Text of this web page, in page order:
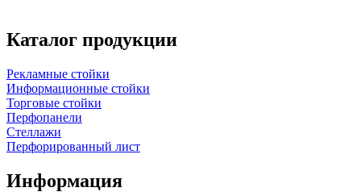
Каталог продукции
Рекламные стойки
Информационные стойки
Торговые стойки
Перфопанели
Стеллажи
Перфорированный лист
Информация